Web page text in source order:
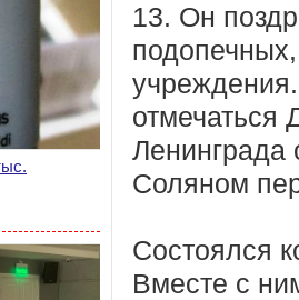
13. Он
отмечаться
Ленинграда
Соляном
Состоялся
Вместе с